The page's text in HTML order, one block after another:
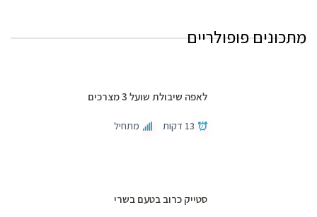
מתכונים פופולריים
לאפה שיבולת שועל 3 מצרכים
13 דקות מתחיל
סטייק כרוב בטעם בשרי